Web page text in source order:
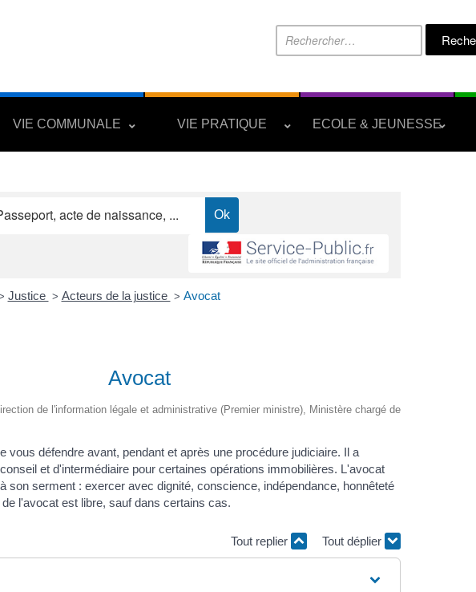
VIE COMMUNALE VIE PRATIQUE ECOLE & JEUNESSE
Justice > Acteurs de la justice > Avocat
Avocat
de l'information légale et administrative (Premier ministre), Ministère chargé de
vous défendre avant, pendant et après une procédure judiciaire. Il a
et d'intermédiaire pour certaines opérations immobilières. L'avocat
son serment : exercer avec dignité, conscience, indépendance, honnêteté
l'avocat est libre, sauf dans certains cas.
Tout replier Tout déplier